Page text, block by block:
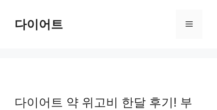
다이어트 Menu
다이어트 약 위고비 한달 후기! 부